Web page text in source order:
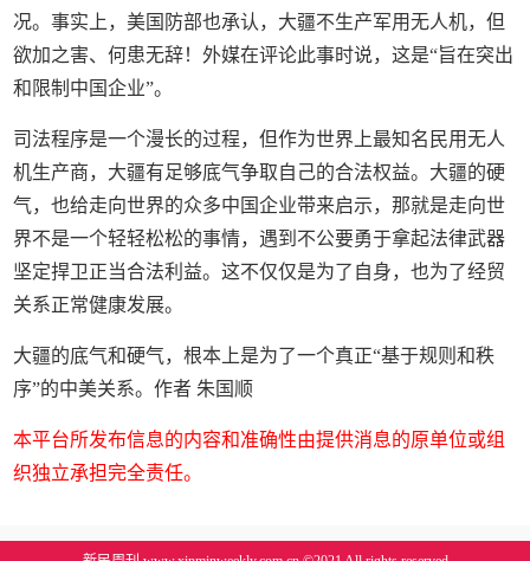
况。事实上，美国防部也承认，大疆不生产军用无人机，但
欲加之害、何患无辞！外媒在评论此事时说，这是“旨在突出
和限制中国企业”。
司法程序是一个漫长的过程，但作为世界上最知名民用无人
机生产商，大疆有足够底气争取自己的合法权益。大疆的硬
气，也给走向世界的众多中国企业带来启示，那就是走向世
界不是一个轻轻松松的事情，遇到不公要勇于拿起法律武器
坚定捍卫正当合法利益。这不仅仅是为了自身，也为了经贸
关系正常健康发展。
大疆的底气和硬气，根本上是为了一个真正“基于规则和秩
序”的中美关系。作者 朱国顺
本平台所发布信息的内容和准确性由提供消息的原单位或组
织独立承担完全责任。